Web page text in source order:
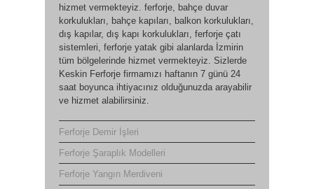
hizmet vermekteyiz. ferforje, bahçe duvar
korkulukları, bahçe kapıları, balkon korkulukları,
dış kapılar, dış kapı korkulukları, ferforje çatı
sistemleri, ferforje yatak gibi alanlarda İzmirin
tüm bölgelerinde hizmet vermekteyiz. Sizlerde
Keskin Ferforje firmamızı haftanın 7 günü 24
saat boyunca ihtiyacınız olduğunuzda arayabilir
ve hizmet alabilirsiniz.
Ferforje Demir İşleri
Ferforje Şaraplık Modelleri
Ferforje Yangın Merdiveni